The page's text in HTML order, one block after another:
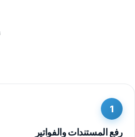
1
رفع المستندات والفواتير